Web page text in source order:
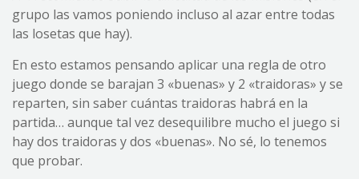
grupo las vamos poniendo incluso al azar entre todas
las losetas que hay).
En esto estamos pensando aplicar una regla de otro
juego donde se barajan 3 «buenas» y 2 «traidoras» y se
reparten, sin saber cuántas traidoras habrá en la
partida… aunque tal vez desequilibre mucho el juego si
hay dos traidoras y dos «buenas». No sé, lo tenemos
que probar.